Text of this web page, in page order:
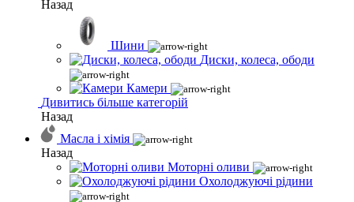
Назад
Шини
Диски, колеса, ободи
Камери
Дивитись більше категорій
Назад
Масла і хімія
Назад
Моторні оливи
Охолоджуючі рідини